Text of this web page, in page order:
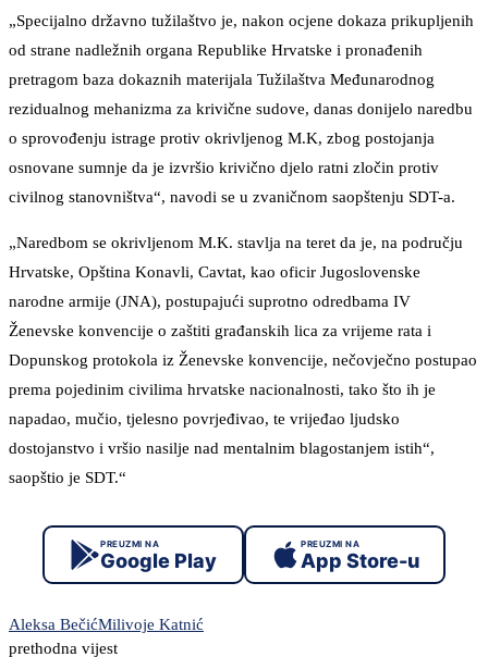
„Specijalno državno tužilaštvo je, nakon ocjene dokaza prikupljenih
od strane nadležnih organa Republike Hrvatske i pronađenih
pretragom baza dokaznih materijala Tužilaštva Međunarodnog
rezidualnog mehanizma za krivične sudove, danas donijelo naredbu
o sprovođenju istrage protiv okrivljenog M.K, zbog postojanja
osnovane sumnje da je izvršio krivično djelo ratni zločin protiv
civilnog stanovništva“, navodi se u zvaničnom saopštenju SDT-a.
„Naredbom se okrivljenom M.K. stavlja na teret da je, na području
Hrvatske, Opština Konavli, Cavtat, kao oficir Jugoslovenske
narodne armije (JNA), postupajući suprotno odredbama IV
Ženevske konvencije o zaštiti građanskih lica za vrijeme rata i
Dopunskog protokola iz Ženevske konvencije, nečovječno postupao
prema pojedinim civilima hrvatske nacionalnosti, tako što ih je
napadao, mučio, tjelesno povrjeđivao, te vrijeđao ljudsko
dostojanstvo i vršio nasilje nad mentalnim blagostanjem istih“,
saopštio je SDT.“
PREUZMI NA
Google Play
PREUZMI NA
App Store-u
Aleksa BečićMilivoje Katnić
prethodna vijest